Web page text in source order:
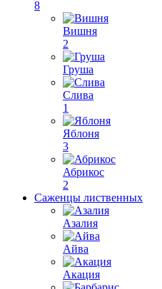
8
Вишня
2
Груша
Слива
1
Яблоня
3
Абрикос
2
Саженцы лиственных
Азалия
Айва
Акация